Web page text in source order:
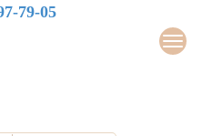
79-05